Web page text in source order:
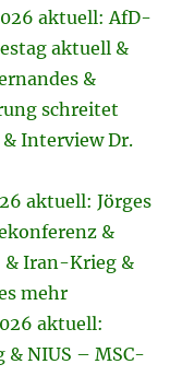
aktuell: AfD-
aktuell &
&
schreitet
Interview Dr.
aktuell: Jörges
&
& Iran-Krieg &
mehr
aktuell:
& NIUS – MSC-